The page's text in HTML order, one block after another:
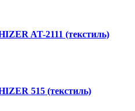
AT-2111 (текстиль)
515 (текстиль)